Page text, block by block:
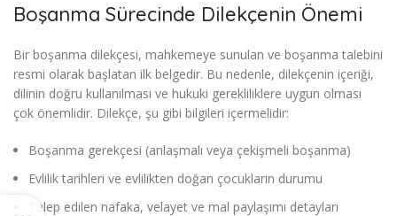
Boşanma Sürecinde Dilekçenin Önemi
Bir boşanma dilekçesi, mahkemeye sunulan ve boşanma talebini
resmi olarak başlatan ilk belgedir. Bu nedenle, dilekçenin içeriği,
dilinin doğru kullanılması ve hukuki gerekliliklere uygun olması
çok önemlidir. Dilekçe, şu gibi bilgileri içermelidir:
Boşanma gerekçesi (anlaşmalı veya çekişmeli boşanma)
Evlilik tarihleri ve evlilikten doğan çocukların durumu
Talep edilen nafaka, velayet ve mal paylaşımı detayları